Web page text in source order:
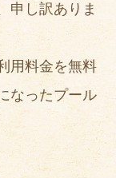
申し訳ありま
用料金を無料
なったプール